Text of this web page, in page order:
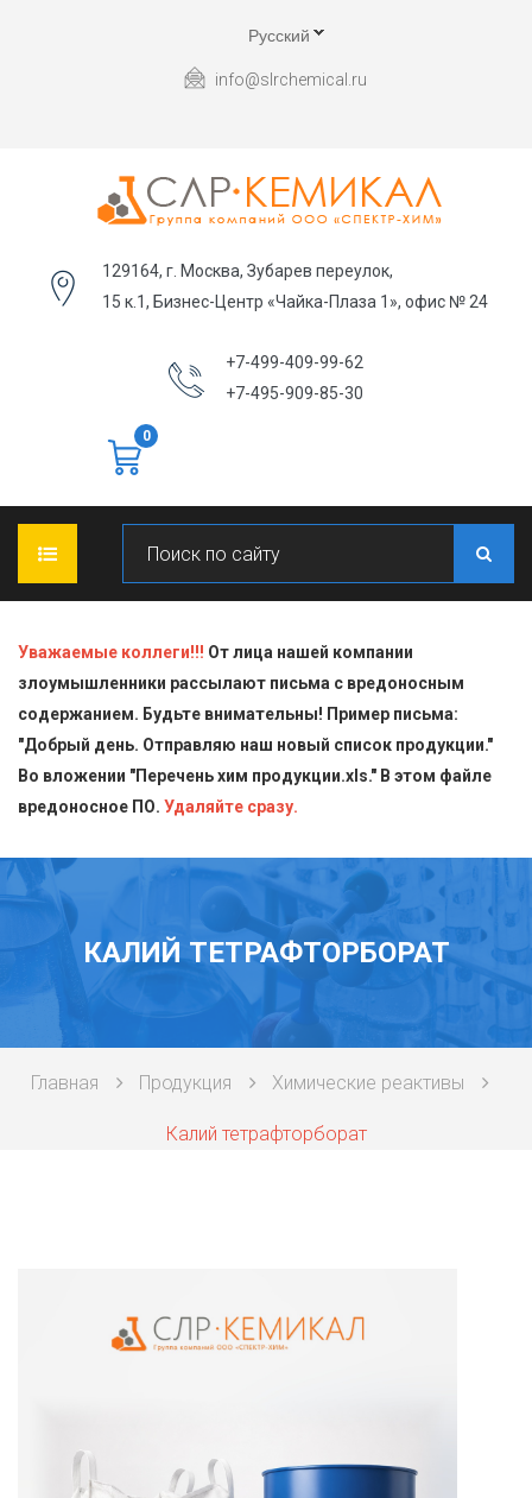
Русский
info@slrchemical.ru
129164, г. Москва, Зубарев переулок,
15 к.1, Бизнес-Центр «Чайка-Плаза 1», офис № 24
+7-499-409-99-62
+7-495-909-85-30
0
О КОМПАНИИ
ПРОДУКЦИЯ
Блескообразующие добавки
Индикаторы
Кислоты
Пищевая химия для производств
Стандарт-титры
СТАТЬИ
ДОСТАВКА
СЕРТИФИКАТЫ
КОНТАКТЫ
Уважаемые коллеги!!! От лица нашей компании
злоумышленники рассылают письма с вредоносным
содержанием. Будьте внимательны! Пример письма:
"Добрый день. Отправляю наш новый список продукции."
Во вложении "Перечень хим продукции.xls." В этом файле
вредоносное ПО. Удаляйте сразу.
КАЛИЙ ТЕТРАФТОРБОРАТ
Главная Продукция Химические реактивы
Калий тетрафторборат